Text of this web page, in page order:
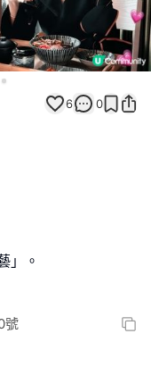
6 0
」。
號